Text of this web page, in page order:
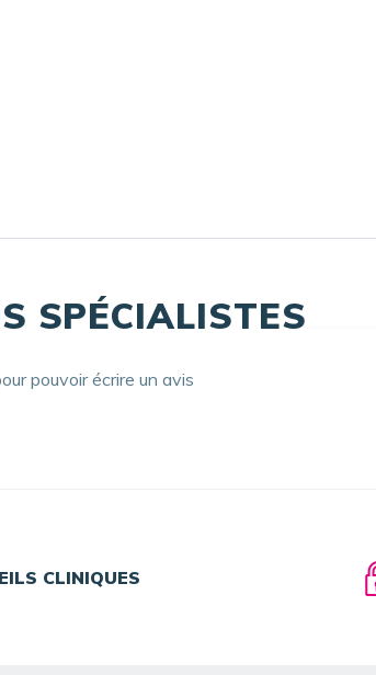
SPÉCIALISTES
pouvoir écrire un avis
CLINIQUES